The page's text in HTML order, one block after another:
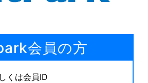
会員の方
くは会員ID